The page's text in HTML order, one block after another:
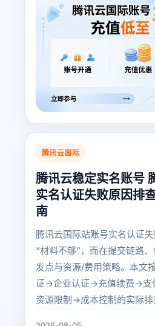
腾讯云国际
腾讯云稳定实名账号
实名认证失败原因排
南
腾讯云国际站账号实名认证
“材料不够”，而在提交链路
发点与资源/费用策略。本文
证→企业认证→充值续费→
资源限制→成本控制的实际